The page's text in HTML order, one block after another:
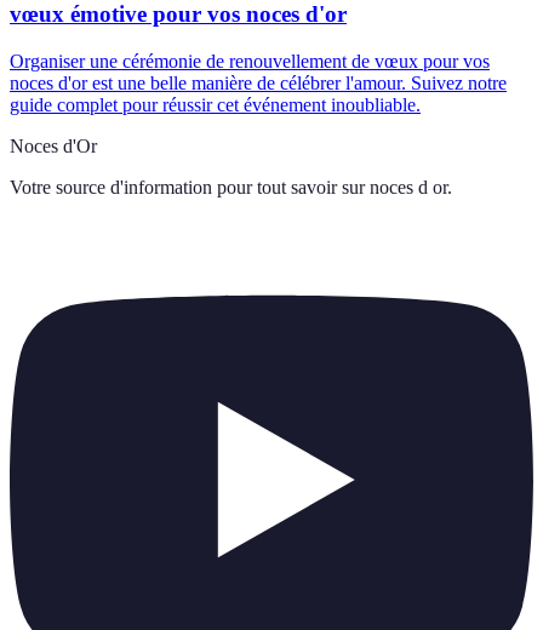
vœux émotive pour vos noces d'or
Organiser une cérémonie de renouvellement de vœux pour vos
noces d'or est une belle manière de célébrer l'amour. Suivez notre
guide complet pour réussir cet événement inoubliable.
Noces d'Or
Votre source d'information pour tout savoir sur noces d or.